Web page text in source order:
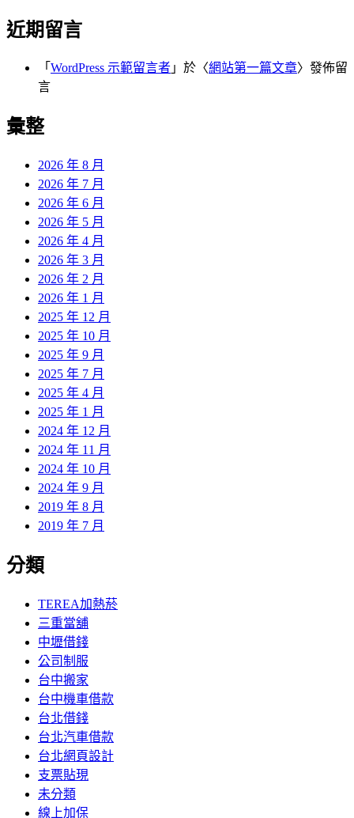
近期留言
「 WordPress 示範留言者 」於〈網站第一篇文章〉發佈留
言
彙整
2026 年 8 月
2026 年 7 月
2026 年 6 月
2026 年 5 月
2026 年 4 月
2026 年 3 月
2026 年 2 月
2026 年 1 月
2025 年 12 月
2025 年 10 月
2025 年 9 月
2025 年 7 月
2025 年 4 月
2025 年 1 月
2024 年 12 月
2024 年 11 月
2024 年 10 月
2024 年 9 月
2019 年 8 月
2019 年 7 月
分類
TEREA加熱菸
三重當舖
中壢借錢
公司制服
台中搬家
台中機車借款
台北借錢
台北汽車借款
台北網頁設計
支票貼現
未分類
線上加保